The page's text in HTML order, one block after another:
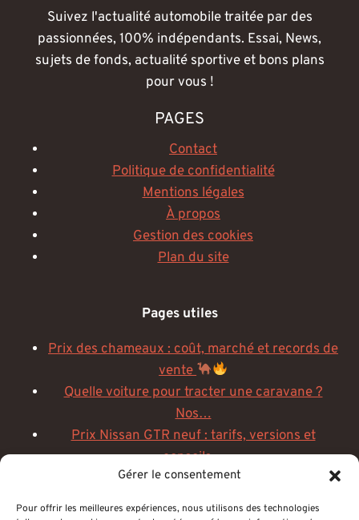
Gérer le consentement
Pour offrir les meilleures expériences, nous utilisons des technologies
Suivez l'actualité automobile traitée par des
passionnées, 100% indépendants. Essai, News,
sujets de fonds, actualité sportive et bons plans
pour vous !
PAGES
Contact
Politique de confidentialité
Mentions légales
À propos
Gestion des cookies
Plan du site
Pages utiles
Prix des chameaux : coût, marché et records de
vente
Quelle voiture pour tracter une caravane ?
Nos…
Prix Nissan GTR neuf : tarifs, versions et
conseils…
Peel P50 prix : combien coûte la plus petite
voiture…